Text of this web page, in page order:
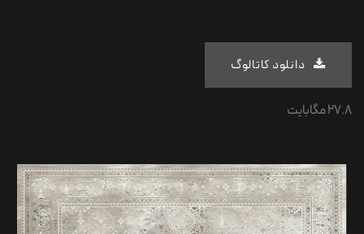
دانلود کا​​تالوگ​​​​​​​​​​
27.8 مگابایت